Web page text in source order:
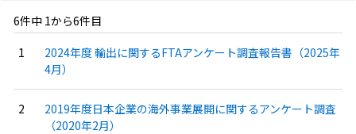
6件中 1から6件目
2024年度 輸出に関するFTAアンケート調査報告書（2025年
4月）
2019年度日本企業の海外事業展開に関するアンケート調査
（2020年2月）